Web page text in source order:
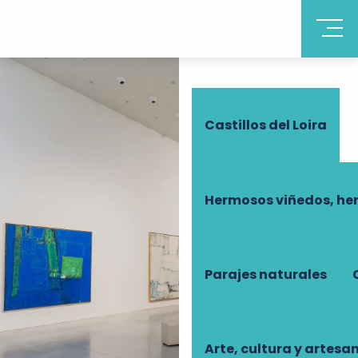
Descubrir Touraine
Castillos del Loira
Hermosos viñedos,
Parajes naturales
Arte, cultura y